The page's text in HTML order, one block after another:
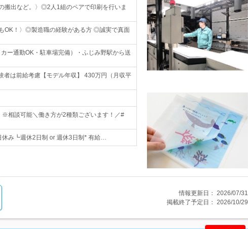
搬出など。〉◎2人1組のペアで印刷を行いま
OK！〉◎製造職の経験がある方 ◎誠実で真面
ー通勤OK・駐車場完備）・ふじみ野駅から送
は前給考慮【モデル年収】 430万円（月収平
相談可能＼働き方が2種類ございます！／#
休み┗週休2日制 or 週休3日制* 有給…
情報更新日： 2026/07/31
掲載終了予定日： 2026/10/29